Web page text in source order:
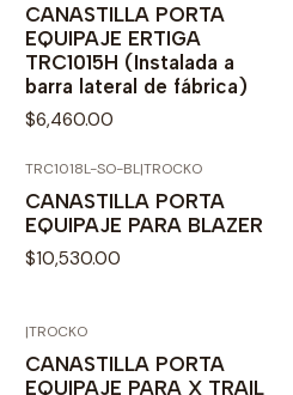
CANASTILLA PORTA
EQUIPAJE ERTIGA
TRC1015H (Instalada a
barra lateral de fábrica)
$6,460.00
TRC1018L-SO-BL|TROCKO
CANASTILLA PORTA
EQUIPAJE PARA BLAZER
$10,530.00
|TROCKO
CANASTILLA PORTA
EQUIPAJE PARA X TRAIL